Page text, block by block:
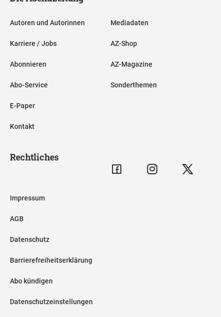
Autoren und Autorinnen
Karriere / Jobs
Abonnieren
Abo-Service
E-Paper
Kontakt
Mediadaten
AZ-Shop
AZ-Magazine
Sonderthemen
Rechtliches
Impressum
AGB
Datenschutz
Barrierefreiheitserklärung
Abo kündigen
Datenschutzeinstellungen